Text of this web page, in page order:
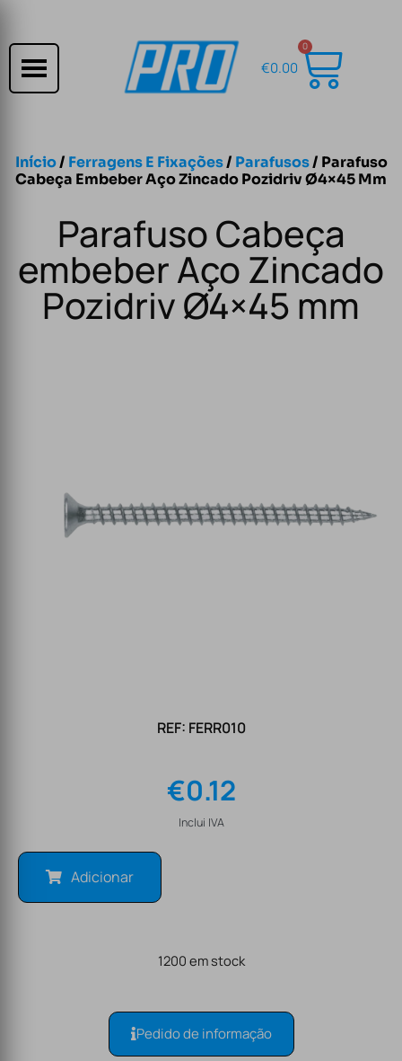
€0.00
0
Início/ Ferragens E Fixações/ Parafusos/ Parafuso
Cabeça Embeber Aço Zincado Pozidriv Ø4×45 Mm
Parafuso Cabeça
embeber Aço Zincado
Pozidriv Ø4×45 mm
REF: FERR010
€0.12
Inclui IVA
Adicionar
1200 em stock
Pedido de informação